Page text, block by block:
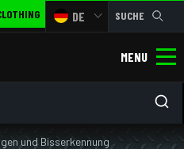
DE SUCHE
MENU
und Bisserkennung